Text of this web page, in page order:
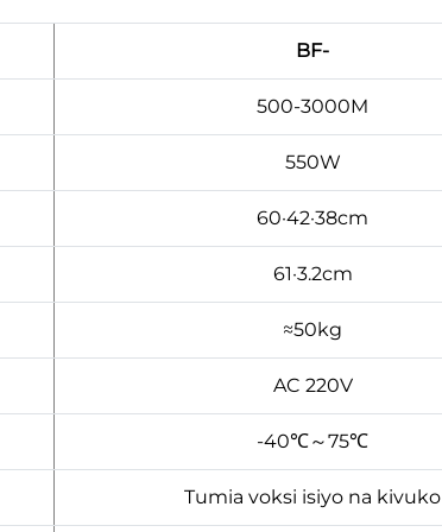
BF-
500-3000M
550W
60·42·38cm
61·3.2cm
≈50kg
AC 220V
-40℃～75℃
Tumia voksi isiyo na kivuko